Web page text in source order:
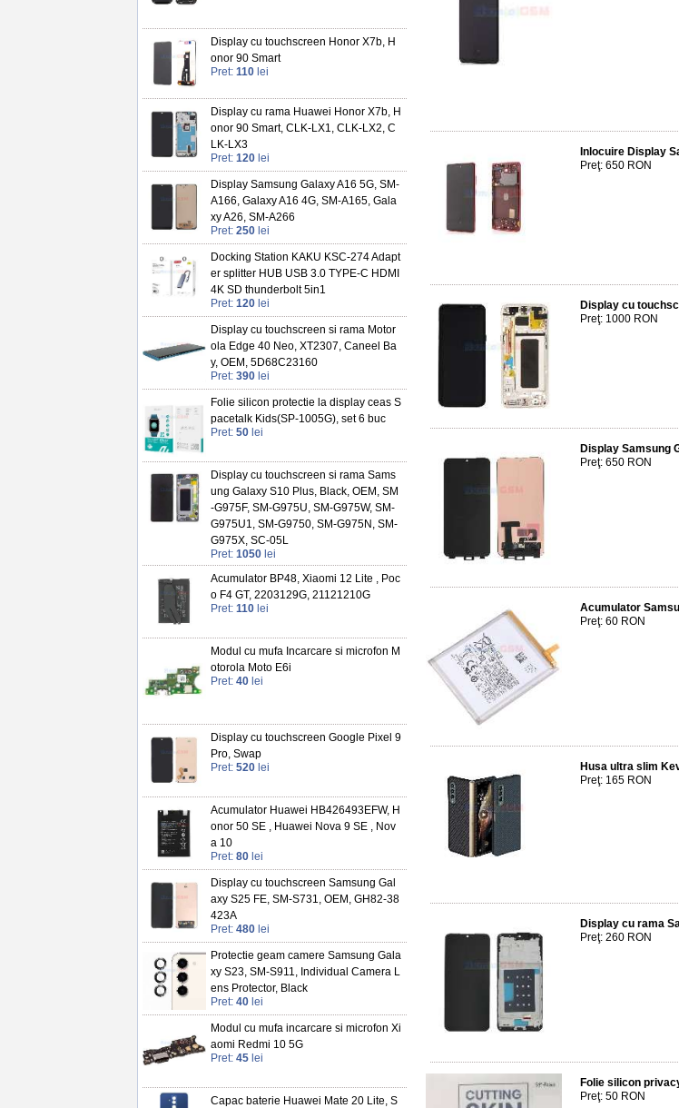
Display cu touchscreen Honor X7b, H
onor 90 Smart
Pret: 110 lei
Display cu rama Huawei Honor X7b, H
onor 90 Smart, CLK-LX1, CLK-LX2, C
LK-LX3
Pret: 120 lei
Display Samsung Galaxy A16 5G, SM-
A166, Galaxy A16 4G, SM-A165, Gala
xy A26, SM-A266
Pret: 250 lei
Docking Station KAKU KSC-274 Adapt
er splitter HUB USB 3.0 TYPE-C HDMI
4K SD thunderbolt 5in1
Pret: 120 lei
Display cu touchscreen si rama Motor
ola Edge 40 Neo, XT2307, Caneel Ba
y, OEM, 5D68C23160
Pret: 390 lei
Folie silicon protectie la display ceas S
pacetalk Kids(SP-1005G), set 6 buc
Pret: 50 lei
Display cu touchscreen si rama Sams
ung Galaxy S10 Plus, Black, OEM, SM
-G975F, SM-G975U, SM-G975W, SM-
G975U1, SM-G9750, SM-G975N, SM-
G975X, SC-05L
Pret: 1050 lei
Acumulator BP48, Xiaomi 12 Lite , Poc
o F4 GT, 2203129G, 21121210G
Pret: 110 lei
Modul cu mufa Incarcare si microfon M
otorola Moto E6i
Pret: 40 lei
Display cu touchscreen Google Pixel 9
Pro, Swap
Pret: 520 lei
Acumulator Huawei HB426493EFW, H
onor 50 SE , Huawei Nova 9 SE , Nov
a 10
Pret: 80 lei
Display cu touchscreen Samsung Gal
axy S25 FE, SM-S731, OEM, GH82-38
423A
Pret: 480 lei
Protectie geam camere Samsung Gala
xy S23, SM-S911, Individual Camera L
ens Protector, Black
Pret: 40 lei
Modul cu mufa incarcare si microfon Xi
aomi Redmi 10 5G
Pret: 45 lei
Capac baterie Huawei Mate 20 Lite, S
Inlocuire Display
Preţ: 650 RON
Display cu
Preţ: 1000 RON
Display Samsung
Preţ: 650 RON
Acumulator
Preţ: 60 RON
Husa ultra slim
Preţ: 165 RON
Display cu rama
Preţ: 260 RON
Folie silicon
Preţ: 50 RON